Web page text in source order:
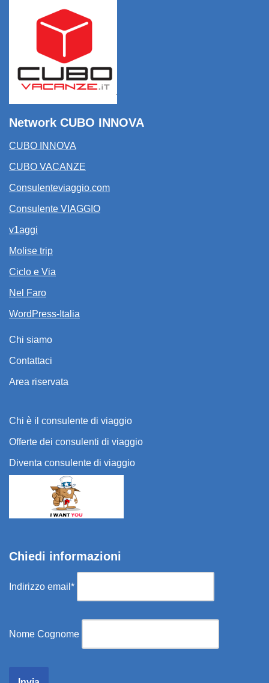
Network CUBO INNOVA
CUBO INNOVA
CUBO VACANZE
Consulenteviaggio.com
Consulente VIAGGIO
v1aggi
Molise trip
Ciclo e Via
Nel Faro
WordPress-Italia
Chi siamo
Contattaci
Area riservata
Chi è il consulente di viaggio
Offerte dei consulenti di viaggio
Diventa consulente di viaggio
Chiedi informazioni
Indirizzo email*
Nome Cognome